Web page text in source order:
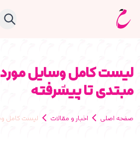
لیست کامل وسایل مورد
مبتدی تا پیشرفته
صفحه اصلی اخبار و مقالات لیست کامل